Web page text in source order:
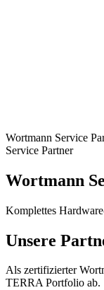
Wortmann Service
Service Partner
Wortmann
Komplettes
Unsere
Als zertifizierter
TERRA Portfolio ab.